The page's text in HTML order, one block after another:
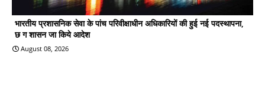
भारतीय प्रशासनिक सेवा के पांच परिवीक्षाधीन अधिकारियों की हुई नई पदस्थापना,
छ ग शासन जा किये आदेश
August 08, 2026